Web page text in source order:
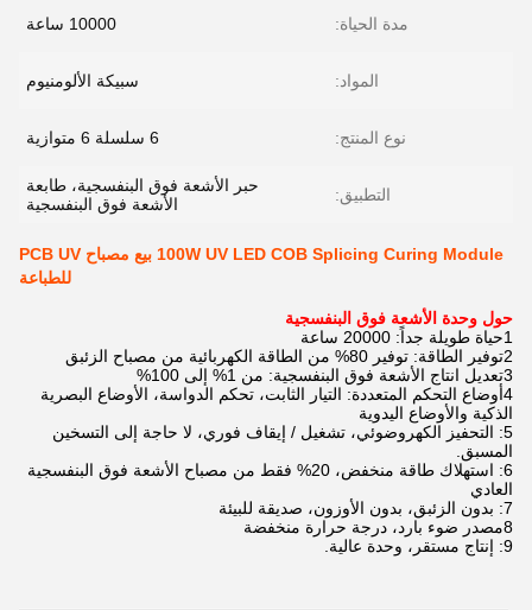
مدة الحياة: 10000 ساعة
المواد: سبيكة الألومنيوم
نوع المنتج: 6 سلسلة 6 متوازية
التطبيق:
حبر الأشعة فوق البنفسجية، طابعة
الأشعة فوق البنفسجية
100W UV LED COB Splicing Curing Module بيع مصباح PCB UV
للطباعة
حول وحدة الأشعة فوق البنفسجية
1حياة طويلة جداً: 20000 ساعة
2توفير الطاقة: توفير 80% من الطاقة الكهربائية من مصباح الزئبق
3تعديل انتاج الأشعة فوق البنفسجية: من 1% إلى 100%
4أوضاع التحكم المتعددة: التيار الثابت، تحكم الدواسة، الأوضاع البصرية
الذكية والأوضاع اليدوية
5: التحفيز الكهروضوئي، تشغيل / إيقاف فوري، لا حاجة إلى التسخين
المسبق.
6: استهلاك طاقة منخفض، 20% فقط من مصباح الأشعة فوق البنفسجية
العادي
7: بدون الزئبق، بدون الأوزون، صديقة للبيئة
8مصدر ضوء بارد، درجة حرارة منخفضة
9: إنتاج مستقر، وحدة عالية.